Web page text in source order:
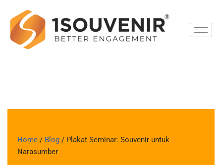
Skip
to
content
Home / Blog / Plakat Seminar: Souvenir untuk
Narasumber